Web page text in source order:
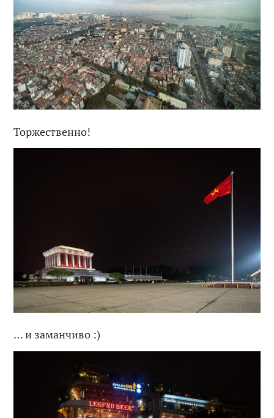
Торжественно!
… и заманчиво :)